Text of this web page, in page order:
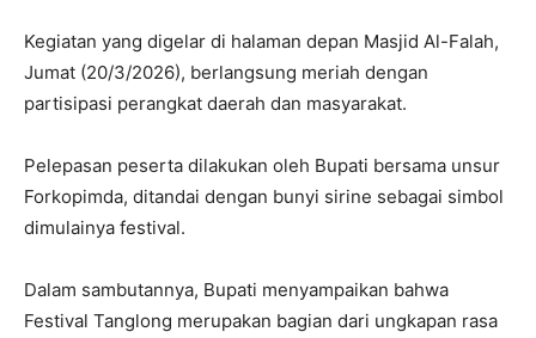
Kegiatan yang digelar di halaman depan Masjid Al-Falah,
Jumat (20/3/2026), berlangsung meriah dengan
partisipasi perangkat daerah dan masyarakat.
Pelepasan peserta dilakukan oleh Bupati bersama unsur
Forkopimda, ditandai dengan bunyi sirine sebagai simbol
dimulainya festival.
Dalam sambutannya, Bupati menyampaikan bahwa
Festival Tanglong merupakan bagian dari ungkapan rasa